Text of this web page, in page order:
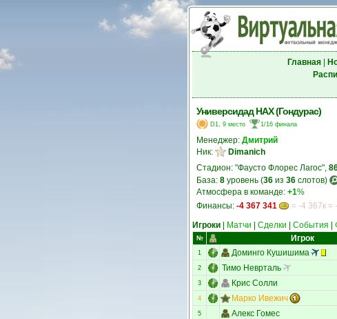
Главная|
Универсидад НАХ (Гондурас)
D1, 9 место 1/16 финала
Менеджер: Дмитрий
Ник:
Dimanich
Стадион: "Фаусто Флорес Лагос",
База: 8 уровень (36 из 36 слотов)
Атмосфера в команде: +1%
Финансы: -4 367 341 = -4 367к =
Игроки Матчи Сделки События
№ Игрок
1 Доминго Кушишима
2 Тимо Неврталь
3 Крис Солли
4 Марко Ивежич
5 Алекс Гомес